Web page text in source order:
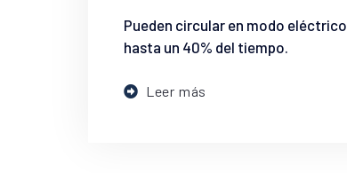
Pueden circular en modo eléctrico
hasta un 40% del tiempo.
Leer más